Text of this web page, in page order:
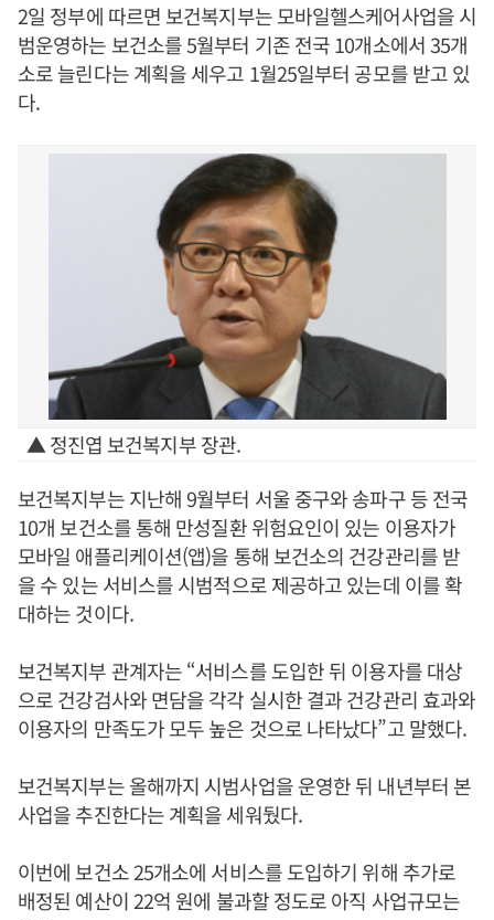
2일 정부에 따르면 보건복지부는 모바일헬스케어사업을 시
범운영하는 보건소를 5월부터 기존 전국 10개소에서 35개
소로 늘린다는 계획을 세우고 1월25일부터 공모를 받고 있
다.
▲ 정진엽 보건복지부 장관.
보건복지부는 지난해 9월부터 서울 중구와 송파구 등 전국
10개 보건소를 통해 만성질환 위험요인이 있는 이용자가
모바일 애플리케이션(앱)을 통해 보건소의 건강관리를 받
을 수 있는 서비스를 시범적으로 제공하고 있는데 이를 확
대하는 것이다.
보건복지부 관계자는 “서비스를 도입한 뒤 이용자를 대상
으로 건강검사와 면담을 각각 실시한 결과 건강관리 효과와
이용자의 만족도가 모두 높은 것으로 나타났다”고 말했다.
보건복지부는 올해까지 시범사업을 운영한 뒤 내년부터 본
사업을 추진한다는 계획을 세워뒀다.
이번에 보건소 25개소에 서비스를 도입하기 위해 추가로
배정된 예산이 22억 원에 불과할 정도로 아직 사업규모는